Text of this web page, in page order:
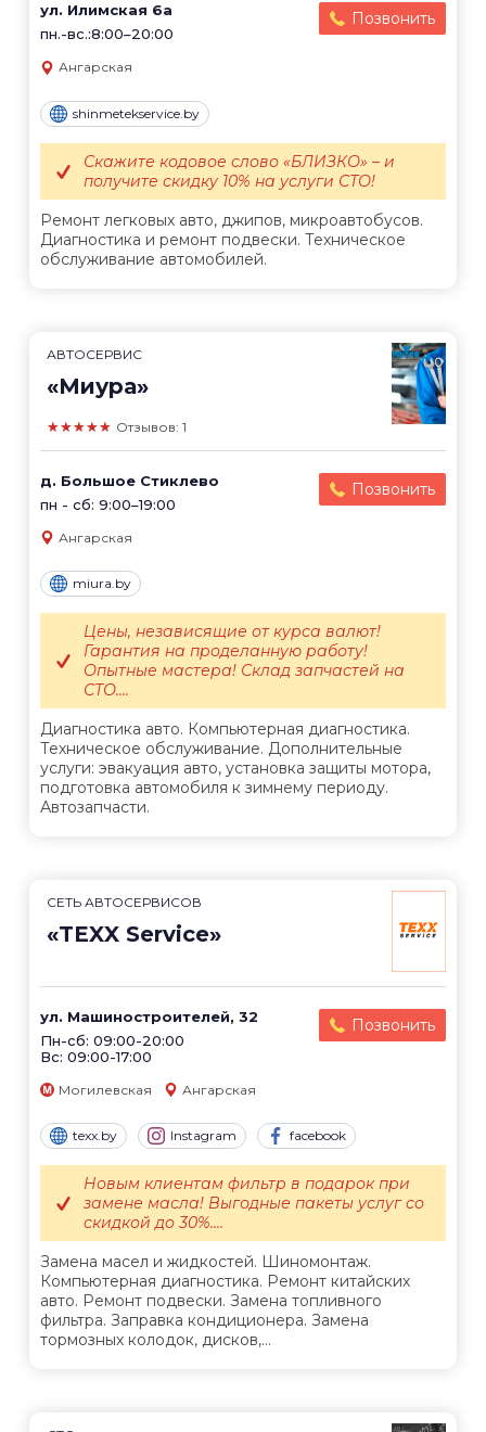
ул. Илимская 6а
пн.-вс.:8:00–20:00
Позвонить
Ангарская
shinmetekservice.by
Ремонт легковых авто, джипов, микроавтобусов.
Диагностика и ремонт подвески. Техническое
обслуживание автомобилей.
Скажите кодовое слово «БЛИЗКО» – и
получите скидку 10% на услуги СТО!
АВТОСЕРВИС
«Миура»
★★★★★ Отзывов: 1
д. Большое Стиклево
пн - сб: 9:00–19:00
Позвонить
Ангарская
miura.by
Диагностика авто. Компьютерная диагностика.
Техническое обслуживание. Дополнительные
услуги: эвакуация авто, установка защиты мотора,
подготовка автомобиля к зимнему периоду.
Автозапчасти.
Цены, независящие от курса валют!
Гарантия на проделанную работу!
Опытные мастера! Склад запчастей на
СТО....
СЕТЬ АВТОСЕРВИСОВ
«TEXX Service»
ул. Машиностроителей, 32
Пн-сб: 09:00-20:00
Вс: 09:00-17:00
Позвонить
Могилевская Ангарская
texx.by Instagram facebook
Замена масел и жидкостей. Шиномонтаж.
Компьютерная диагностика. Ремонт китайских
авто. Ремонт подвески. Замена топливного
фильтра. Заправка кондиционера. Замена
тормозных колодок, дисков,...
Новым клиентам фильтр в подарок при
замене масла! Выгодные пакеты услуг со
скидкой до 30%....